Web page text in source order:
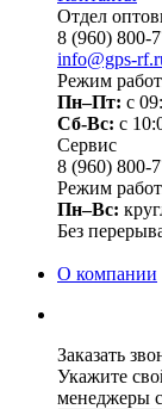
Отдел
8 (960) 800-
info@gps-
Режим
Пн–Пт: с
Сб-Вс: c
Сервис
8 (960) 800-
Режим
Пн–Вс:
Без
О компании
Заказать
Укажите
менеджеры